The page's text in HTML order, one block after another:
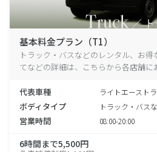
基本料金プラン（T1）
トラック・バスなどのレンタル、お
てなどの詳細は、こちらから各店舗に
代表車種 ライトエースト
ボディタイプ トラック・バス
営業時間 08:00-20:00
6時間まで5,500円